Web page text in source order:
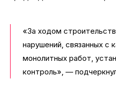
«За ходом
нарушений, связанных с
монолитных работ,
контроль», —